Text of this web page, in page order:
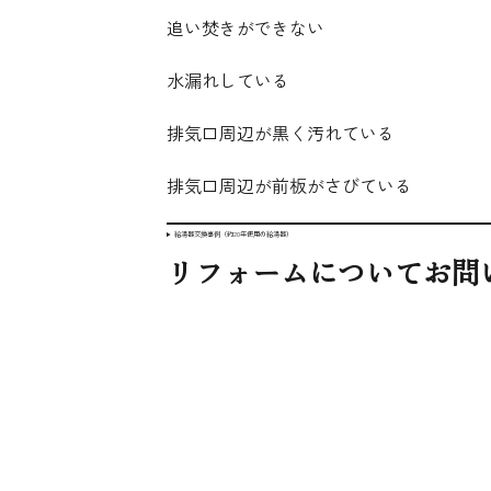
追い焚きができない
水漏れしている
排気口周辺が黒く汚れている
排気口周辺が前板がさびている
給湯器交換事例（約20年使用の給湯器）
リフォームについてお